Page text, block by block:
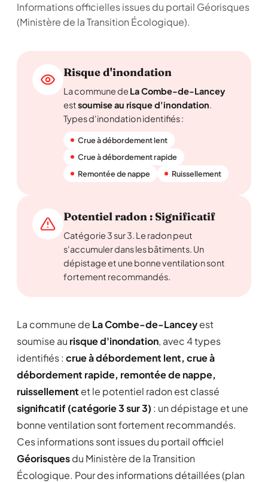
Informations officielles issues du portail Géorisques
(Ministère de la Transition Écologique).
Risque d'inondation
La commune de La Combe-de-Lancey
estsoumise au risque d'inondation.
Types d'inondation identifiés :
Crue à débordement lent
Crue à débordement rapide
Remontée de nappe
Ruissellement
Potentiel radon : Significatif
Catégorie 3 sur 3. Le radon peut
s'accumuler dans les bâtiments. Un
dépistage et une bonne ventilation sont
fortement recommandés.
La commune de La Combe-de-Lanceyest
soumise au risque d'inondation, avec 4 types
identifiés : crue à débordement lent, crue à
débordement rapide, remontée de nappe,
ruissellement et le potentiel radon est classé
significatif (catégorie 3 sur 3) : un dépistage et une
bonne ventilation sont fortement recommandés.
Ces informations sont issues du portail officiel
Géorisquesdu Ministère de la Transition
Écologique. Pour des informations détaillées (plan